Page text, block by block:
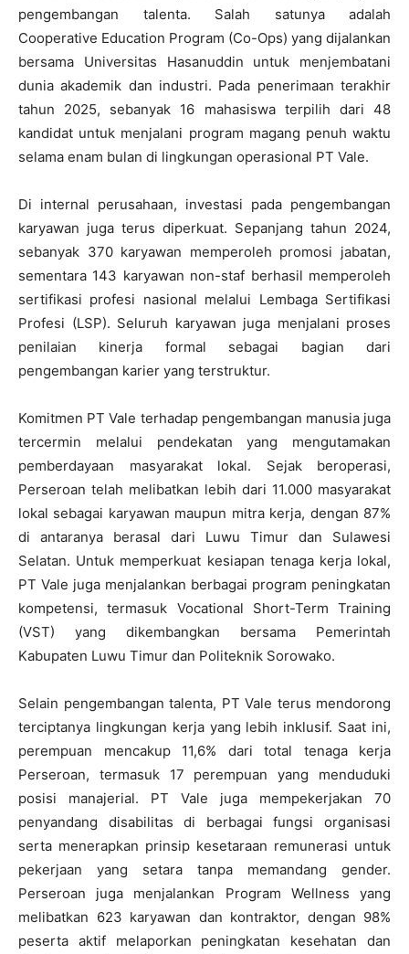
pengembangan talenta. Salah satunya adalah
Cooperative Education Program (Co-Ops) yang dijalankan
bersama Universitas Hasanuddin untuk menjembatani
dunia akademik dan industri. Pada penerimaan terakhir
tahun 2025, sebanyak 16 mahasiswa terpilih dari 48
kandidat untuk menjalani program magang penuh waktu
selama enam bulan di lingkungan operasional PT Vale.
Di internal perusahaan, investasi pada pengembangan
karyawan juga terus diperkuat. Sepanjang tahun 2024,
sebanyak 370 karyawan memperoleh promosi jabatan,
sementara 143 karyawan non-staf berhasil memperoleh
sertifikasi profesi nasional melalui Lembaga Sertifikasi
Profesi (LSP). Seluruh karyawan juga menjalani proses
penilaian kinerja formal sebagai bagian dari
pengembangan karier yang terstruktur.
Komitmen PT Vale terhadap pengembangan manusia juga
tercermin melalui pendekatan yang mengutamakan
pemberdayaan masyarakat lokal. Sejak beroperasi,
Perseroan telah melibatkan lebih dari 11.000 masyarakat
lokal sebagai karyawan maupun mitra kerja, dengan 87%
di antaranya berasal dari Luwu Timur dan Sulawesi
Selatan. Untuk memperkuat kesiapan tenaga kerja lokal,
PT Vale juga menjalankan berbagai program peningkatan
kompetensi, termasuk Vocational Short-Term Training
(VST) yang dikembangkan bersama Pemerintah
Kabupaten Luwu Timur dan Politeknik Sorowako.
Selain pengembangan talenta, PT Vale terus mendorong
terciptanya lingkungan kerja yang lebih inklusif. Saat ini,
perempuan mencakup 11,6% dari total tenaga kerja
Perseroan, termasuk 17 perempuan yang menduduki
posisi manajerial. PT Vale juga mempekerjakan 70
penyandang disabilitas di berbagai fungsi organisasi
serta menerapkan prinsip kesetaraan remunerasi untuk
pekerjaan yang setara tanpa memandang gender.
Perseroan juga menjalankan Program Wellness yang
melibatkan 623 karyawan dan kontraktor, dengan 98%
peserta aktif melaporkan peningkatan kesehatan dan